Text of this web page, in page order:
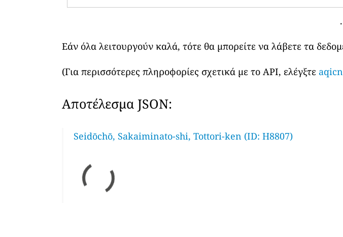
.
Εάν όλα λειτουργούν καλά, τότε θα μπορείτε να λάβετε τα
(Για περισσότερες πληροφορίες σχετικά με το API, ελέγξτε
Αποτέλεσμα JSON:
Seidōchō, Sakaiminato-shi, Tottori-ken (ID: H8807)